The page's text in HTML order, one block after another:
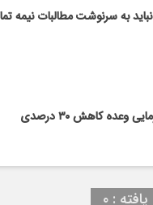
به سرنوشت مطالبات نیمه‌
بحران کلاس‌های پرتراکم با بخشنامه و وعده‌های رسانه‌ای حل نمی‌شود! / مهرماه زمان راستی‌آزمایی وعده کاهش ۳۰ درصدی
: ۰